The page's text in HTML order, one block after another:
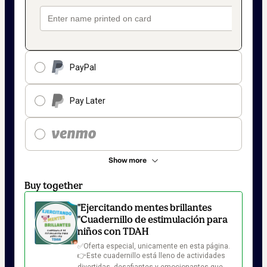
PayPal
Pay Later
Show more
Buy together
"Ejercitando mentes brillantes
"Cuadernillo de estimulación para
niños con TDAH
✅Oferta especial, unicamente en esta página.
👉Este cuadernillo está lleno de actividades